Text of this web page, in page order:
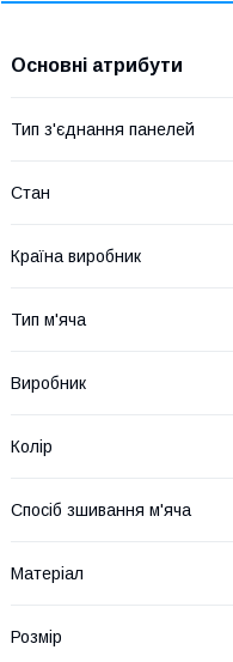
Основні атрибути
Тип з'єднання панелей
Стан
Країна виробник
Тип м'яча
Виробник
Колір
Спосіб зшивання м'яча
Матеріал
Розмір